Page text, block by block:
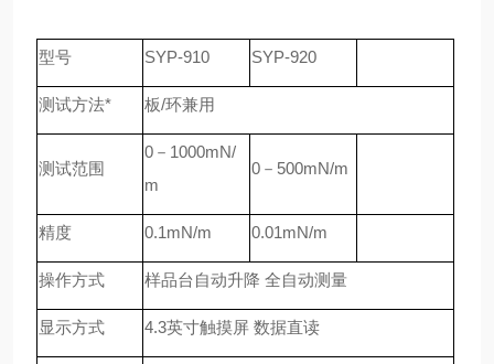
型号 SYP-910 SYP-920
测试方法* 板/环兼用
测试范围
0－1000mN/
m
0－500mN/m
精度 0.1mN/m 0.01mN/m
操作方式 样品台自动升降 全自动测量
显示方式 4.3英寸触摸屏 数据直读